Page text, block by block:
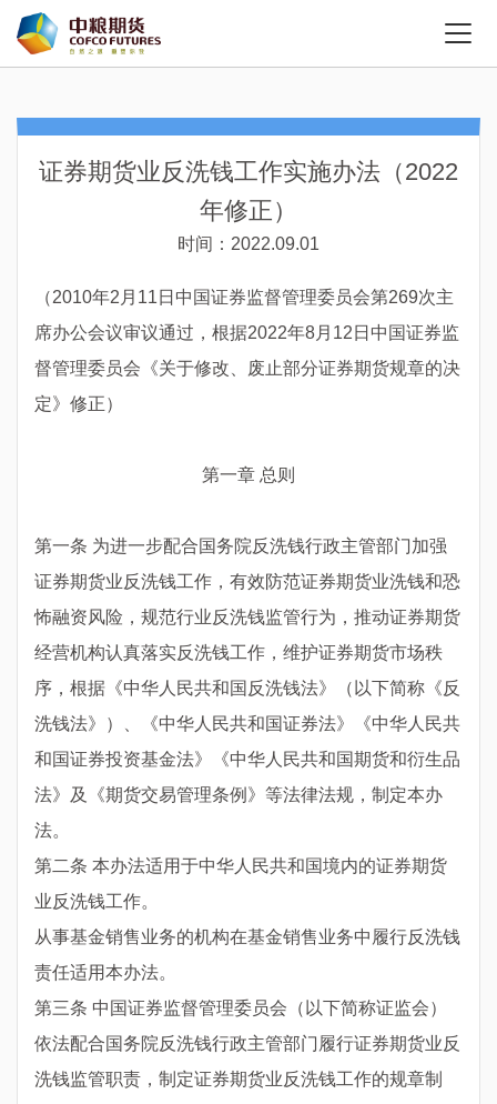
证券期货业反洗钱工作实施办法（2022
年修正）
时间：2022.09.01
（2010年2月11日中国证券监督管理委员会第269次主
席办公会议审议通过，根据2022年8月12日中国证券监
督管理委员会《关于修改、废止部分证券期货规章的决
定》修正）
第一章 总则
第一条 为进一步配合国务院反洗钱行政主管部门加强
证券期货业反洗钱工作，有效防范证券期货业洗钱和恐
怖融资风险，规范行业反洗钱监管行为，推动证券期货
经营机构认真落实反洗钱工作，维护证券期货市场秩
序，根据《中华人民共和国反洗钱法》（以下简称《反
洗钱法》）、《中华人民共和国证券法》《中华人民共
和国证券投资基金法》《中华人民共和国期货和衍生品
法》及《期货交易管理条例》等法律法规，制定本办
法。
第二条 本办法适用于中华人民共和国境内的证券期货
业反洗钱工作。
从事基金销售业务的机构在基金销售业务中履行反洗钱
责任适用本办法。
第三条 中国证券监督管理委员会（以下简称证监会）
依法配合国务院反洗钱行政主管部门履行证券期货业反
洗钱监管职责，制定证券期货业反洗钱工作的规章制